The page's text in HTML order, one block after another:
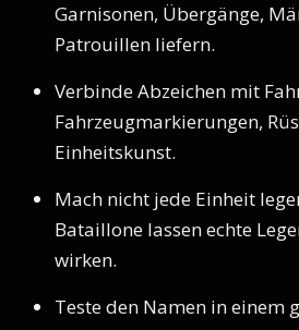
Garnisonen, Übergänge,
Patrouillen liefern.
Verbinde Abzeichen mit
Fahrzeugmarkierungen,
Einheitskunst.
Mach nicht jede Einheit
Bataillone lassen echte
wirken.
Teste den Namen in einem